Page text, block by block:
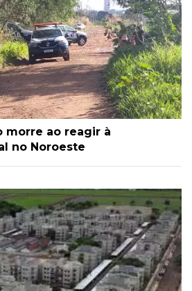
morre ao reagir à
no Noroeste